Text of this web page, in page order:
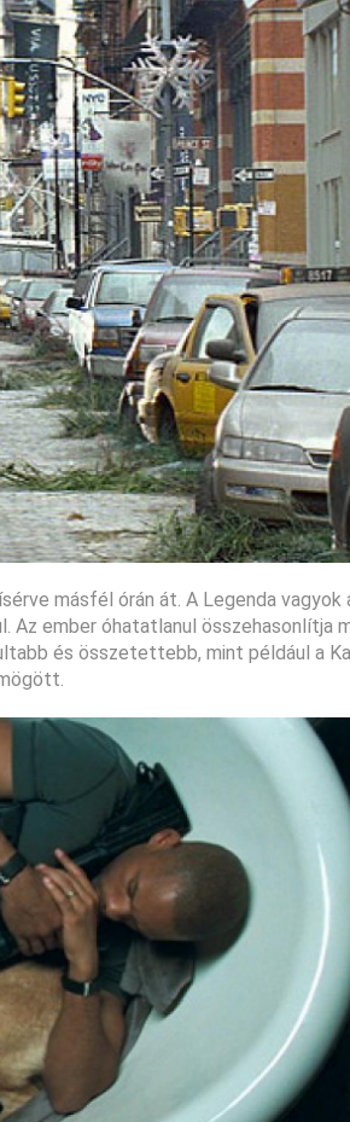
másfél órán át. A Legenda vagyok
ember óhatatlanul összehasonlítja
és összetettebb, mint például a